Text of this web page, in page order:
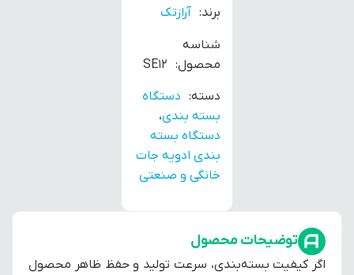
برند: آرازتک
شناسه
محصول: SE12
دسته: دستگاه
بسته بندی،
دستگاه بسته
بندی ادویه جات
خانگی و صنعتی
توضیحات محصول
اگر کیفیت بسته‌بندی، سرعت تولید و حفظ ظاهر محصول